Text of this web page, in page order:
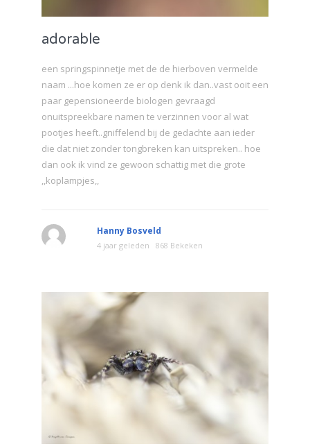
adorable
een springspinnetje met de de hierboven vermelde
naam ...hoe komen ze er op denk ik dan..vast ooit een
paar gepensioneerde biologen gevraagd
onuitspreekbare namen te verzinnen voor al wat
pootjes heeft..gniffelend bij de gedachte aan ieder
die dat niet zonder tongbreken kan uitspreken.. hoe
dan ook ik vind ze gewoon schattig met die grote
,,koplampjes,,
Hanny Bosveld
4 jaar geleden 868 Bekeken